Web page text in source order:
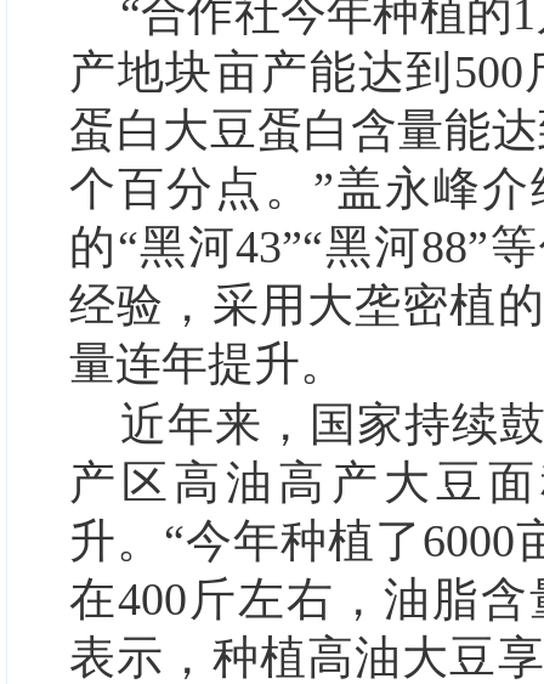
“合作社今年种植的
产地块亩产能达到
蛋白大豆蛋白含量能
个百分点。”盖永峰
的“黑河43”“黑河88”
经验，采用大垄密植
量连年提升。
近年来，国家持续
产区高油高产大豆
升。“今年种植了6000
在400斤左右，油脂含
表示，种植高油大豆